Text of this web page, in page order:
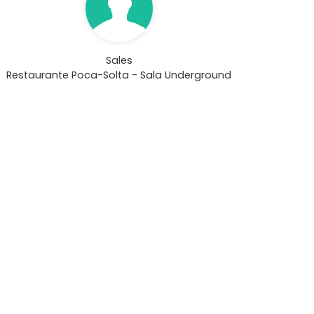
Sales
Restaurante Poca-Solta - Sala Underground